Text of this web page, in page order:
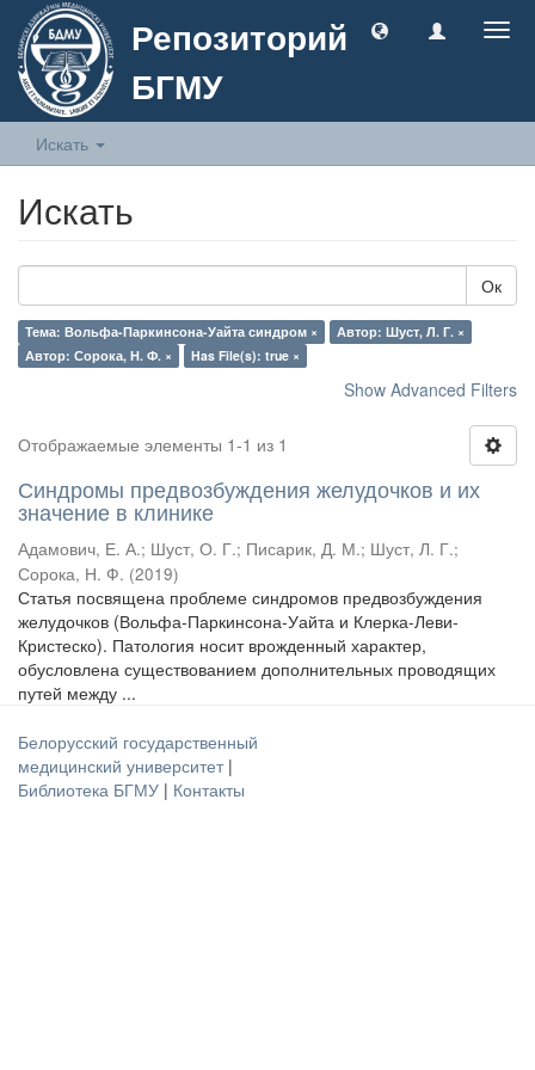
Репозиторий
БГМУ
Искать
Искать
Ок
Тема: Вольфа-Паркинсона-Уайта синдром ×
Автор: Шуст, Л. Г. ×
Автор: Сорока, Н. Ф. ×
Has File(s): true ×
Show Advanced Filters
Отображаемые элементы 1-1 из 1
Синдромы предвозбуждения желудочков и их
значение в клинике
Адамович, Е. А.; Шуст, О. Г.; Писарик, Д. М.; Шуст, Л. Г.;
Сорока, Н. Ф. (2019)
Статья посвящена проблеме синдромов предвозбуждения
желудочков (Вольфа-Паркинсона-Уайта и Клерка-Леви-
Кристеско). Патология носит врожденный характер,
обусловлена существованием дополнительных проводящих
путей между ...
Белорусский государственный
медицинский университет |
Библиотека БГМУ | Контакты